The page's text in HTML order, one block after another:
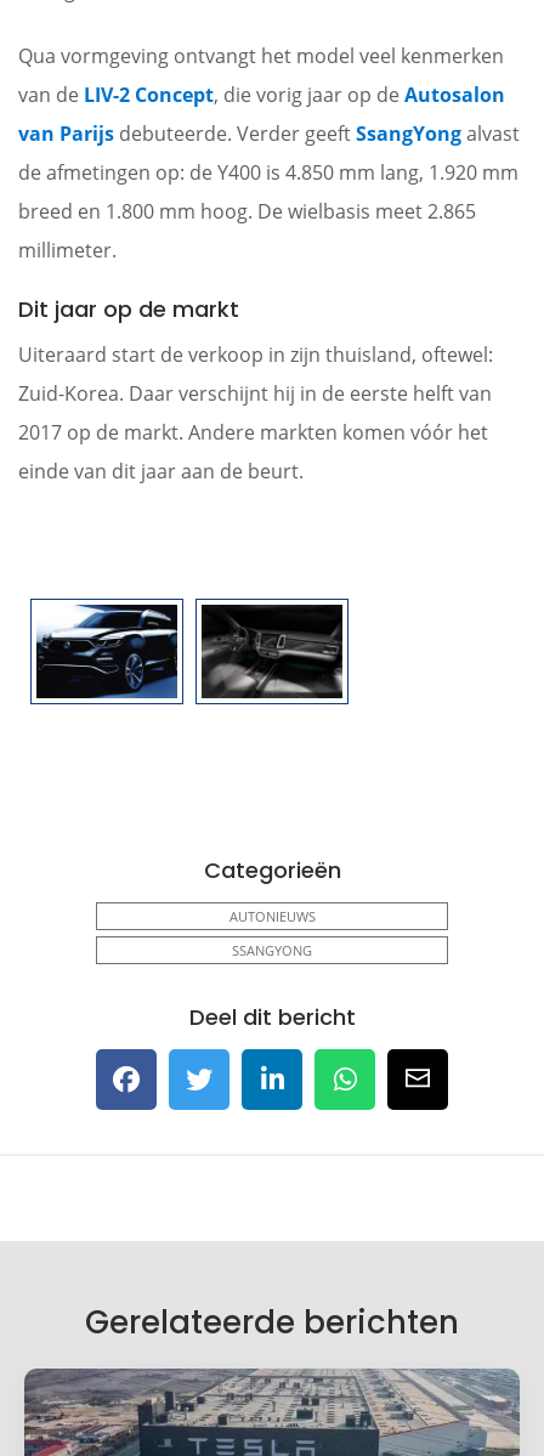
Qua vormgeving ontvangt het model veel kenmerken
van de LIV-2 Concept, die vorig jaar op de Autosalon
van Parijs debuteerde. Verder geeftSsangYongalvast
de afmetingen op: de Y400 is 4.850 mm lang, 1.920 mm
breed en 1.800 mm hoog. De wielbasis meet 2.865
millimeter.
Dit jaar op de markt
Uiteraard start de verkoop in zijn thuisland, oftewel:
Zuid-Korea. Daar verschijnt hij in de eerste helft van
2017 op de markt. Andere markten komen vóór het
einde van dit jaar aan de beurt.
Categorieën
AUTONIEUWS
SSANGYONG
Deel dit bericht
Gerelateerde berichten